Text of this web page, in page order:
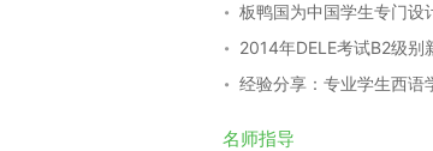
2014年DELE考试B2级别
经验分享：专业学生西语
名师指导